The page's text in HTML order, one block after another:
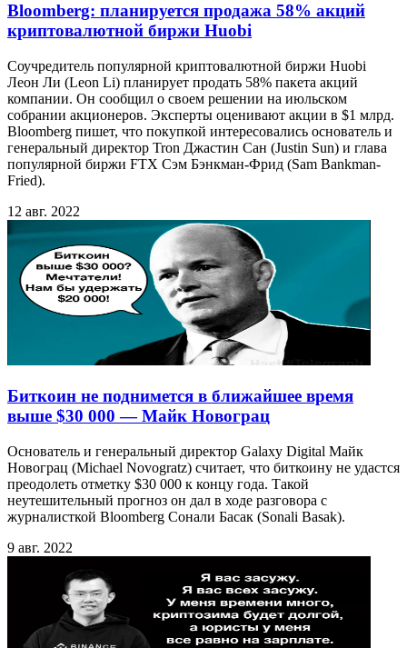
Bloomberg: планируется продажа 58% акций
криптовалютной биржи Huobi
Соучредитель популярной криптовалютной биржи Huobi
Леон Ли (Leon Li) планирует продать 58% пакета акций
компании. Он сообщил о своем решении на июльском
собрании акционеров. Эксперты оценивают акции в $1 млрд.
Bloomberg пишет, что покупкой интересовались основатель и
генеральный директор Tron Джастин Сан (Justin Sun) и глава
популярной биржи FTX Сэм Бэнкман-Фрид (Sam Bankman-
Fried).
12 авг. 2022
Биткоин не поднимется в ближайшее время
выше $30 000 — Майк Новограц
Основатель и генеральный директор Galaxy Digital Майк
Новограц (Michael Novogratz) считает, что биткоину не удастся
преодолеть отметку $30 000 к концу года. Такой
неутешительный прогноз он дал в ходе разговора с
журналисткой Bloomberg Сонали Басак (Sonali Basak).
9 авг. 2022